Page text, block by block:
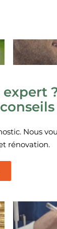
Nous
rénovation.